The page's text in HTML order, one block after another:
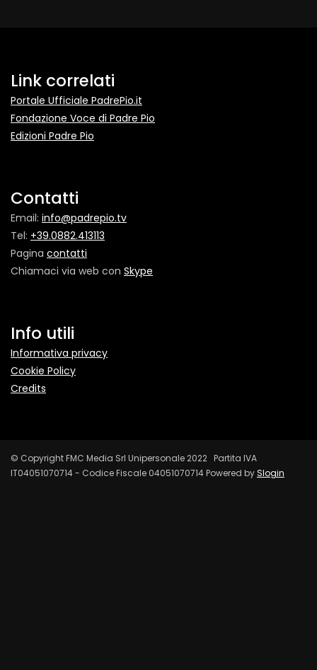
Link correlati
Portale Ufficiale PadrePio.it
Fondazione Voce di Padre Pio
Edizioni Padre Pio
Contatti
Email: info@padrepio.tv
Tel: +39.0882.413113
Pagina contatti
Chiamaci via web con Skype
Info utili
Informativa privacy
Cookie Policy
Credits
© Copyright FMC Media Srl Unipersonale 2022 Partita IVA
IT04051070714 - Codice Fiscale 04051070714 Powered bySlogin